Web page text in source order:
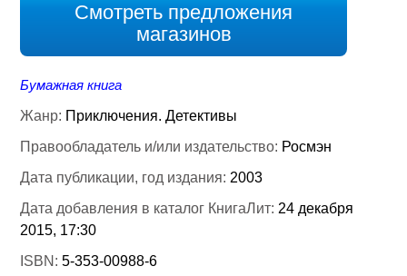
Смотреть предложения
магазинов
Бумажная книга
Жанр: Приключения. Детективы
Правообладатель и/или издательство: Росмэн
Дата публикации, год издания: 2003
Дата добавления в каталог КнигаЛит: 24 декабря
2015, 17:30
ISBN:5-353-00988-6